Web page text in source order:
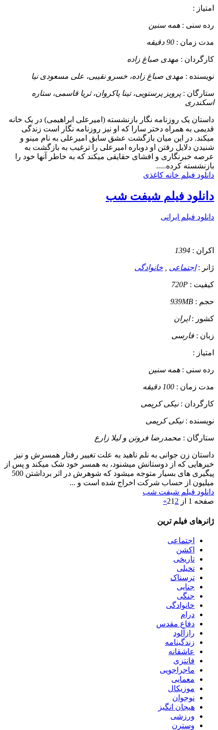
امتیاز :
رده سنی : همه سنین
مدت زمان : 90 دقیقه
کارگردان : مهدی صباغ زاده
نویسنده : مهدی صباغ زاده، خسرو نقیبی، علی مسعودی نیا
ستارگان :پرویز پرستویی، تینا پاکروان، ثریا قاسمی، ستاره
اسکندری
داستان یک روزنامه نگار بازنشسته (امیرعلی ابراهیمی) در یک خانه
قدیمی به همراه دختر سارا که او نیز روزنامه نگار است زندگی
میکند. در این میان بازگشت عشق سابق امیرعلی به نام مینو و
شنیدن دلایل رفتن او دوباره امیرعلی را ترغیب به بازگشت به
عرصه خبرنگاری و افشای حقایقی میکند که به خاطر آنها خود را
بازنشسته کرده.....
دانلود فیلم خانه کاغذی
دانلود فیلم شیفت شب
دانلود فیلم ایرانی
اکران : 1394
ژانر :اجتماعی , خانوادگی
کیفیت : 720P
حجم : 939MB
کشور :ایران
زبان : فارسی
امتیاز :
رده سنی : همه سنین
مدت زمان : 100 دقیقه
کارگردان :نیکی کریمی
نویسنده :نیکی کریمی
ستارگان : محمدرضا فروتن و لیلا زارع
داستان زن جوانی به نلم ناهید به علت تغییر رفتار همسرش و نیز
خبرهایی که از دوستانش میشنود، به همسر خود شک میکند و پس از
پیگیری های بسیار متوجه میشود که شوهرش در اثر برداشتن 500
میلیون از حساب شرکت اخراج شده است و ...
دانلود فیلم شیفت شب
صفحه 1 از 2
12
»
ژانرهای فیلم ترین
اجتماعی
اکشن
تاریخی
تخیلی
ترسناک
جنایی
جنگی
خانوادگی
درام
دفاع مقدس
رازآلود
زندگینامه
عاشقانه
فانتزی
ماجراجویی
معمایی
موزیکال
نوجوان
هیجان انگیز
ورزشی
وسترن